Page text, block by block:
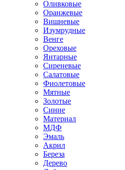
Оливковые
Оранжевые
Вишневые
Изумрудные
Венге
Ореховые
Янтарные
Сиреневые
Салатовые
Фиолетовые
Мятные
Золотые
Синие
Материал
МДФ
Эмаль
Акрил
Береза
Дерево